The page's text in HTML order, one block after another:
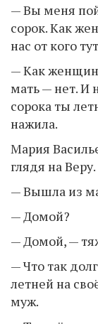
— Вы меня
сорок. Как
нас от кого
— Как
мать — нет. И
сорока ты
нажила.
Мария
глядя на Веру.
— Вышла из
— Домой?
— Домой, —
— Что так
летней на
муж.